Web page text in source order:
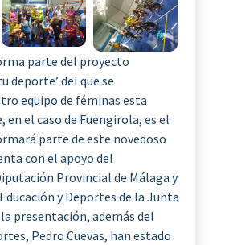
parte del proyecto
deporte’ del que se
equipo de féminas esta
en el caso de Fuengirola, es el
parte de este novedoso
con el apoyo del
Provincial de Málaga y
y Deportes de la Junta
presentación, además del
Pedro Cuevas, han estado